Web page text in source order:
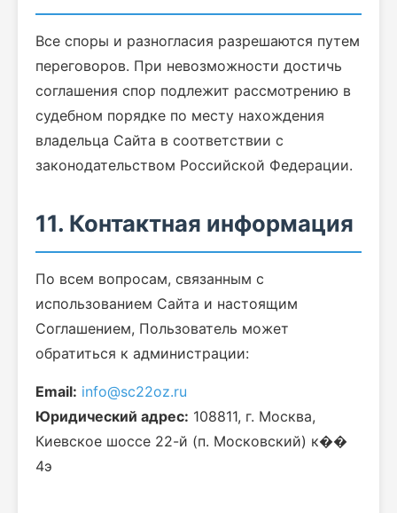
Все споры и разногласия разрешаются путем
переговоров. При невозможности достичь
соглашения спор подлежит рассмотрению в
судебном порядке по месту нахождения
владельца Сайта в соответствии с
законодательством Российской Федерации.
11. Контактная информация
По всем вопросам, связанным с
использованием Сайта и настоящим
Соглашением, Пользователь может
обратиться к администрации:
Email: info@sc22oz.ru
Юридический адрес: 108811, г. Москва,
Киевское шоссе 22-й (п. Московский) к��
4э